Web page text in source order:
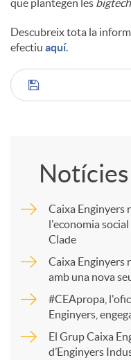
que plantegen les bigtech
Descubreix tota la
efectiu aquí.
C
m
r
Caixa Enginyers
l'economia
Clade
Caixa Enginyers
amb una nova
#CEApropa,
Enginyers,
El Grup Caixa
d’Enginyers